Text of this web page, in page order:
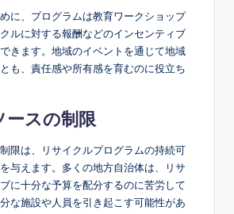
に、プログラムは教育ワークショップ
ルに対する報酬などのインセンティブ
きます。地域のイベントを通じて地域
も、責任感や所有感を育むのに役立ち
ースの制限
限は、リサイクルプログラムの持続可
与えます。多くの地方自治体は、リサ
に十分な予算を配分するのに苦労して
な施設や人員を引き起こす可能性があ